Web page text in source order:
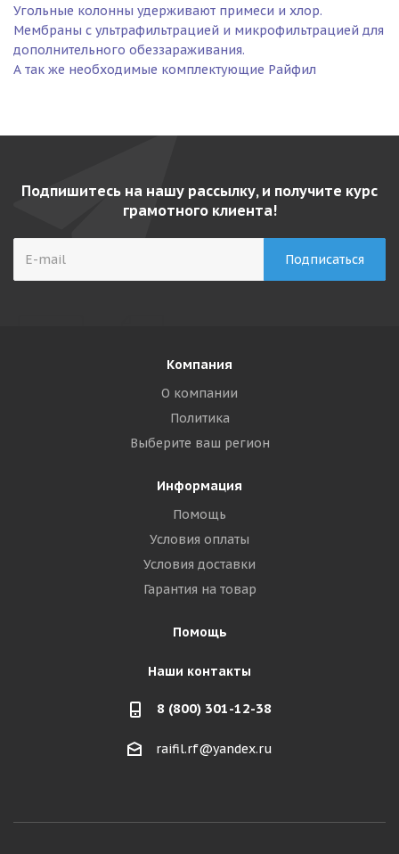
Угольные колонны удерживают примеси и хлор.
Мембраны с ультрафильтрацией и микрофильтрацией для
дополнительного обеззараживания.
А так же необходимые комплектующие Райфил
Подпишитесь на нашу рассылку, и получите курс
грамотного клиента!
Компания
О компании
Политика
Выберите ваш регион
Информация
Помощь
Условия оплаты
Условия доставки
Гарантия на товар
Помощь
Наши контакты
8 (800) 301-12-38
raifil.rf@yandex.ru